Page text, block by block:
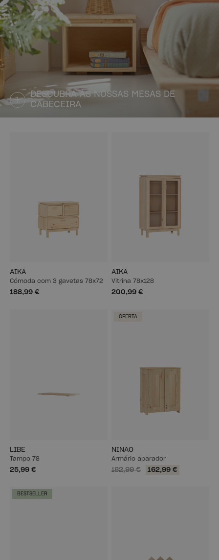
DESCUBRA AS NOSSAS MESAS DE
CABECEIRA
AIKA
Cómoda com 3 gavetas 78x72
188,99 €
AIKA
Vitrina 78x128
200,99 €
LIBE
Tampo 78
25,99 €
OFERTA
NINAO
Armário aparador
182,99 € 162,99 €
BESTSELLER